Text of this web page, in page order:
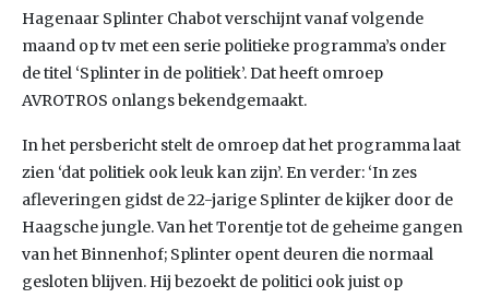
Hagenaar Splinter Chabot verschijnt vanaf volgende
maand op tv met een serie politieke programma’s onder
de titel ‘Splinter in de politiek’. Dat heeft omroep
AVROTROS onlangs bekendgemaakt.
In het persbericht stelt de omroep dat het programma laat
zien ‘dat politiek ook leuk kan zijn’. En verder: ‘In zes
afleveringen gidst de 22-jarige Splinter de kijker door de
Haagsche jungle. Van het Torentje tot de geheime gangen
van het Binnenhof; Splinter opent deuren die normaal
gesloten blijven. Hij bezoekt de politici ook juist op